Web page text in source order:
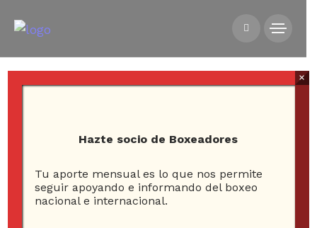
All posts tagged in julius
Hazte socio de Boxeadores
Tu aporte mensual es lo que nos permite
seguir apoyando e informando del boxeo
nacional e internacional.
×